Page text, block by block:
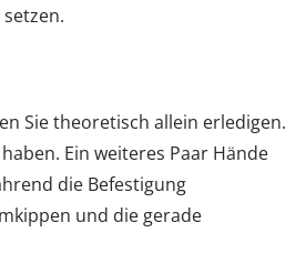
Sie theoretisch allein erledigen.
Ein weiteres Paar Hände
die Befestigung
und die gerade